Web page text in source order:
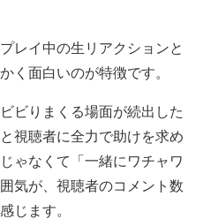
プレイ中の生リアクションと
く面白いのが特徴です。
ビりまくる場面が続出した
視聴者に全力で助けを求め
ゃなくて「一緒にワチャワ
気が、視聴者のコメント数
じます。